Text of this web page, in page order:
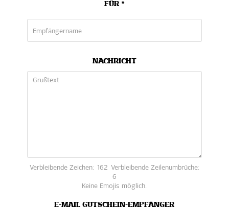
FÜR *
NACHRICHT
Verbleibende Zeichen: 162 Verbleibende Zeilenumbrüche:
6
Keine Emojis möglich.
E-MAIL GUTSCHEIN-EMPFÄNGER